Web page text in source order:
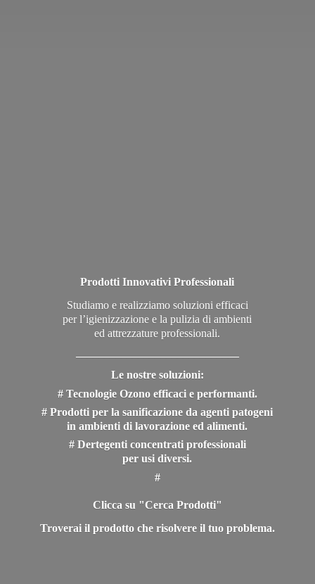
Prodotti Innovativi Professionali
Studiamo e realizziamo soluzioni efficaci
per l’igienizzazione e la pulizia di ambienti
ed attrezzature professionali.
Le nostre soluzioni:
# Tecnologie Ozono efficaci e performanti.
# Prodotti per la sanificazione da agenti patogeni
in ambienti di lavorazione ed alimenti.
# Dertegenti concentrati professionali
per usi diversi.
#
Clicca su "Cerca Prodotti"
Troverai il prodotto che risolvere il tuo problema.